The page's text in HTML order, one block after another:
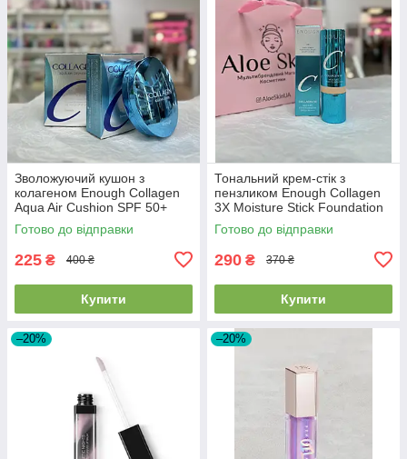
Зволожуючий кушон з
колагеном Enough Collagen
Aqua Air Cushion SPF 50+
PA+++ 15г #13 Light Beige
Готово до відправки
225 ₴ 400 ₴
Купити
Тональний крем-стік з
пензликом Enough Collagen
3X Moisture Stick Foundation
SPF50+PA++++ #21 Natural
Beige 14г
Готово до відправки
290 ₴ 370 ₴
Купити
–20% –20%